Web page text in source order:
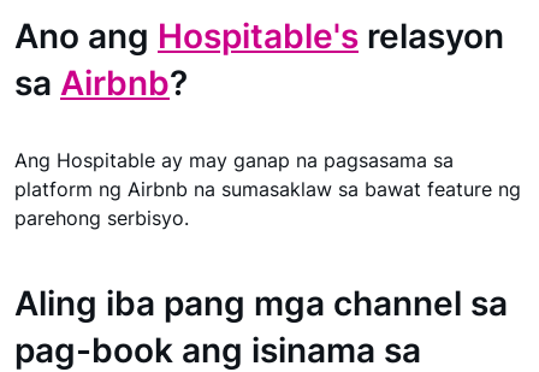
Ano ang Hospitable's relasyon
sa Airbnb?
Ang Hospitable ay may ganap na pagsasama sa
platform ng Airbnb na sumasaklaw sa bawat feature ng
parehong serbisyo.
Aling iba pang mga channel sa
pag-book ang isinama sa